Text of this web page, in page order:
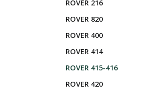
ROVER 216
ROVER 820
ROVER 400
ROVER 414
ROVER 415-416
ROVER 420